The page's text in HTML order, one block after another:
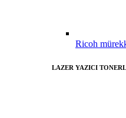
Ricoh
LAZER YAZICI